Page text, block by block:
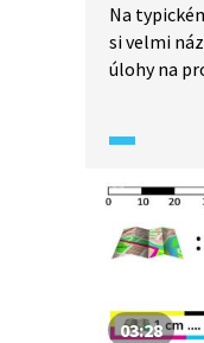
Na
si velmi
úlohy na
na
a přidáme
přijímačky
matematiky!
03:28